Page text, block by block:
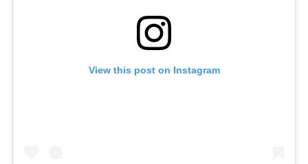
View this post on Instagram